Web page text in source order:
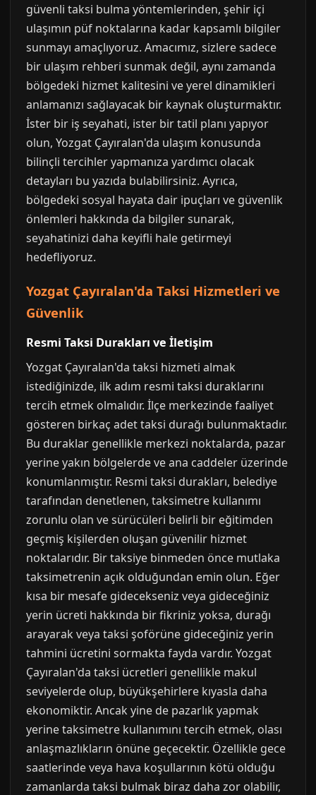
güvenli taksi bulma yöntemlerinden, şehir içi
ulaşımın püf noktalarına kadar kapsamlı bilgiler
sunmayı amaçlıyoruz. Amacımız, sizlere sadece
bir ulaşım rehberi sunmak değil, aynı zamanda
bölgedeki hizmet kalitesini ve yerel dinamikleri
anlamanızı sağlayacak bir kaynak oluşturmaktır.
İster bir iş seyahati, ister bir tatil planı yapıyor
olun, Yozgat Çayıralan'da ulaşım konusunda
bilinçli tercihler yapmanıza yardımcı olacak
detayları bu yazıda bulabilirsiniz. Ayrıca,
bölgedeki sosyal hayata dair ipuçları ve güvenlik
önlemleri hakkında da bilgiler sunarak,
seyahatinizi daha keyifli hale getirmeyi
hedefliyoruz.
Yozgat Çayıralan'da Taksi Hizmetleri ve
Güvenlik
Resmi Taksi Durakları ve İletişim
Yozgat Çayıralan'da taksi hizmeti almak
istediğinizde, ilk adım resmi taksi duraklarını
tercih etmek olmalıdır. İlçe merkezinde faaliyet
gösteren birkaç adet taksi durağı bulunmaktadır.
Bu duraklar genellikle merkezi noktalarda, pazar
yerine yakın bölgelerde ve ana caddeler üzerinde
konumlanmıştır. Resmi taksi durakları, belediye
tarafından denetlenen, taksimetre kullanımı
zorunlu olan ve sürücüleri belirli bir eğitimden
geçmiş kişilerden oluşan güvenilir hizmet
noktalarıdır. Bir taksiye binmeden önce mutlaka
taksimetrenin açık olduğundan emin olun. Eğer
kısa bir mesafe gidecekseniz veya gideceğiniz
yerin ücreti hakkında bir fikriniz yoksa, durağı
arayarak veya taksi şoförüne gideceğiniz yerin
tahmini ücretini sormakta fayda vardır. Yozgat
Çayıralan'da taksi ücretleri genellikle makul
seviyelerde olup, büyükşehirlere kıyasla daha
ekonomiktir. Ancak yine de pazarlık yapmak
yerine taksimetre kullanımını tercih etmek, olası
anlaşmazlıkların önüne geçecektir. Özellikle gece
saatlerinde veya hava koşullarının kötü olduğu
zamanlarda taksi bulmak biraz daha zor olabilir,